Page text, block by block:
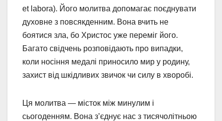
et labora). Його молитва допомагає поєднувати
духовне з повсякденним. Вона вчить не
боятися зла, бо Христос уже переміг його.
Багато свідчень розповідають про випадки,
коли носіння медалі приносило мир у родину,
захист від шкідливих звичок чи силу в хворобі.
Ця молитва — місток між минулим і
сьогоденням. Вона з’єднує нас з тисячолітньою